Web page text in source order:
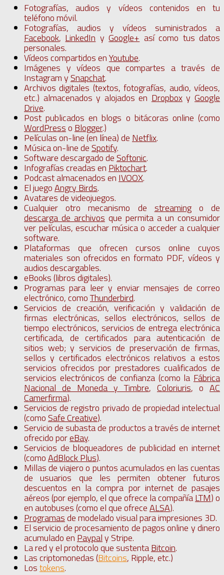
Fotografías, audios y vídeos contenidos en tu
teléfono móvil.
Fotografías, audios y vídeos suministrados a
Facebook, LinkedIn yGoogle+ así como tus datos
personales.
Vídeos compartidos enYoutube.
Imágenes y vídeos que compartes a través de
Instagram ySnapchat.
Archivos digitales (textos, fotografías, audio, vídeos,
etc.) almacenados y alojados en DropboxyGoogle
Drive.
Post publicados en blogs o bitácoras online (como
WordPresso Blogger.)
Películas on-line (en línea) de Netflix.
Música on-line deSpotify.
Software descargado deSoftonic.
Infografías creadas en Piktochart.
Podcast almacenados en IVOOX.
El juegoAngry Birds.
Avatares de videojuegos.
Cualquier otro mecanismo de streamingo de
descarga de archivos que permita a un consumidor
ver películas, escuchar música o acceder a cualquier
software.
Plataformas que ofrecen cursos online cuyos
materiales son ofrecidos en formato PDF, vídeos y
audios descargables.
eBooks (libros digitales).
Programas para leer y enviar mensajes de correo
electrónico, comoThunderbird.
Servicios de creación, verificación y validación de
firmas electrónicas, sellos electrónicos, sellos de
tiempo electrónicos, servicios de entrega electrónica
certificada, de certificados para autenticación de
sitios web; y servicios de preservación de firmas,
sellos y certificados electrónicos relativos a estos
servicios ofrecidos por prestadores cualificados de
servicios electrónicos de confianza (como la Fábrica
Nacional de Moneda y Timbre, Coloriuris, o AC
Camerfirma).
Servicios de registro privado de propiedad intelectual
(comoSafe Creative).
Servicio de subasta de productos a través de internet
ofrecido poreBay.
Servicios de bloqueadores de publicidad en internet
(comoAdBlock Plus).
Millas de viajero o puntos acumulados en las cuentas
de usuarios que les permiten obtener futuros
descuentos en la compra por internet de pasajes
aéreos (por ejemplo, el que ofrece la compañíaLTM) o
en autobuses (como el que ofreceALSA).
Programasde modelado visual para impresiones 3D.
El servicio de procesamiento de pagos online y dinero
acumulado enPaypaly Stripe.
La red y el protocolo que sustentaBitcoin.
Las criptomonedas (Bitcoins, Ripple, etc.)
Lostokens.